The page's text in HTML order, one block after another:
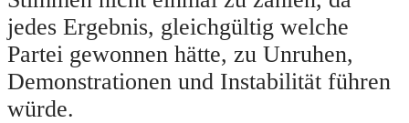
jedes Ergebnis, gleichgültig welche
Partei gewonnen hätte, zu Unruhen,
Demonstrationen und Instabilität führen
würde.